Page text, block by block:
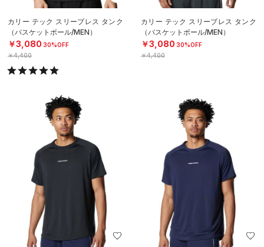
カリー テック スリーブレス タンク
（バスケットボール/MEN）
￥3,080 30%OFF
￥4,400
カリー テック スリーブレス タンク
（バスケットボール/MEN）
￥3,080 30%OFF
￥4,400